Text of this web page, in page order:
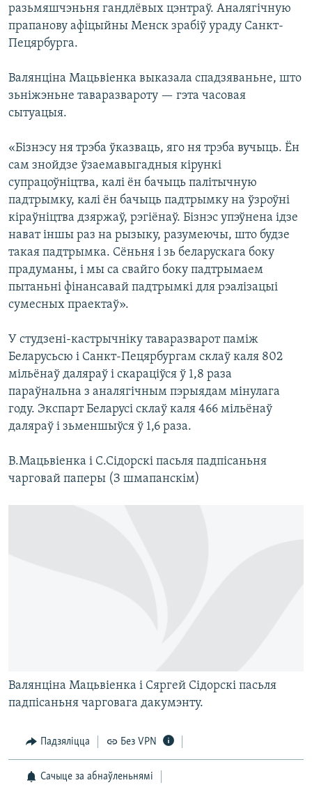
разьмяшчэньня гандлёвых цэнтраў. Аналягічную
прапанову афіцыйны Менск зрабіў ураду Санкт-
Пецярбурга.
Валянціна Мацьвіенка выказала спадзяваньне, што
зьніжэньне таваразвароту — гэта часовая
сытуацыя.
«Бізнэсу ня трэба ўказваць, яго ня трэба вучыць. Ён
сам знойдзе ўзаемавыгадныя кірункі
супрацоўніцтва, калі ён бачыць палітычную
падтрымку, калі ён бачыць падтрымку на ўзроўні
кіраўніцтва дзяржаў, рэгіёнаў. Бізнэс упэўнена ідзе
нават іншы раз на рызыку, разумеючы, што будзе
такая падтрымка. Сёньня і зь беларускага боку
прадуманы, і мы са свайго боку падтрымаем
пытаньні фінансавай падтрымкі для рэалізацыі
сумесных праектаў».
У студзені-кастрычніку таваразварот паміж
Беларусьсю і Санкт-Пецярбургам склаў каля 802
мільёнаў даляраў і скараціўся ў 1,8 раза
параўнальна з аналягічным пэрыядам мінулага
году. Экспарт Беларусі склаў каля 466 мільёнаў
даляраў і зьменшыўся ў 1,6 раза.
В.Мацьвіенка і С.Сідорскі пасьля падпісаньня
чарговай паперы (З шмапанскім)
Валянціна Мацьвіенка і Сяргей Сідорскі пасьля
падпісаньня чарговага дакумэнту.
Падзяліцца Без VPN
Сачыце за абнаўленьнямі